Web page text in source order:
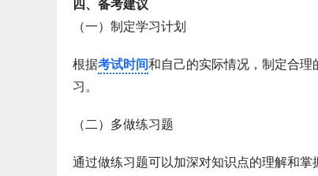
四、备考建议
（一）制定学习计划
根据考试时间和自己的实际情况，制定合
习。
（二）多做练习题
通过做练习题可以加深对知识点的理解和